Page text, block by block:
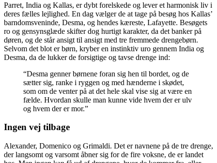
Parret, India og Kallas, er dybt forelskede og lever et harmonisk liv i
deres fælles lejlighed. En dag vælger de at tage på besøg hos Kallas’
barndomsveninde, Desma, og hendes kæreste, Lafayette. Besøgets
ro og gensynsglæde skifter dog hurtigt karakter, da det banker på
døren, og de står ansigt til ansigt med tre fremmede drengebørn.
Selvom det blot er børn, kryber en instinktiv uro gennem India og
Desma, da de lukker de forsigtige og tavse drenge ind:
“Desma genner børnene foran sig hen til bordet, og de
sætter sig, ranke i ryggen og med hænderne i skødet,
som om de venter på at det hele skal vise sig at være en
fælde. Hvordan skulle man kunne vide hvem der er ulv
og hvem der er mor.”
Ingen vej tilbage
Alexander, Domenico og Grimaldi. Det er navnene på de tre drenge,
der langsomt og varsomt åbner sig for de fire voksne, de er landet